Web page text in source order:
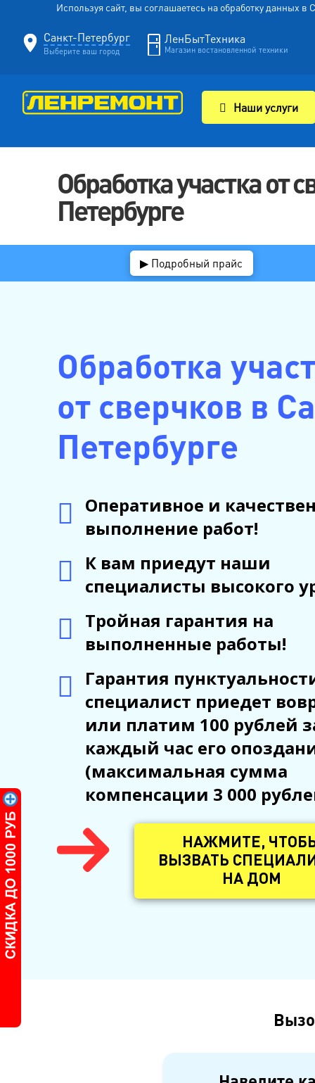
Используя сайт, вы соглашаетесь на обработку данных
Санкт-Петербург
Выберите ваш город
ЛенБытТехника
Магазин востановленной техники
Наши услуги
Обработка участка от
Петербурге
▶ Подробный прайс
Обработка
от сверчков в
Петербурге
Оперативное и
выполнение работ!
К вам приедут наши
специалисты высокого
Тройная гарантия на
выполненные работы!
Гарантия
специалист приедет
или платим 100 рублей
каждый час его
(максимальная сумма
компенсации 3 000
НАЖМИТЕ,
ВЫЗВАТЬ
НА ДОМ